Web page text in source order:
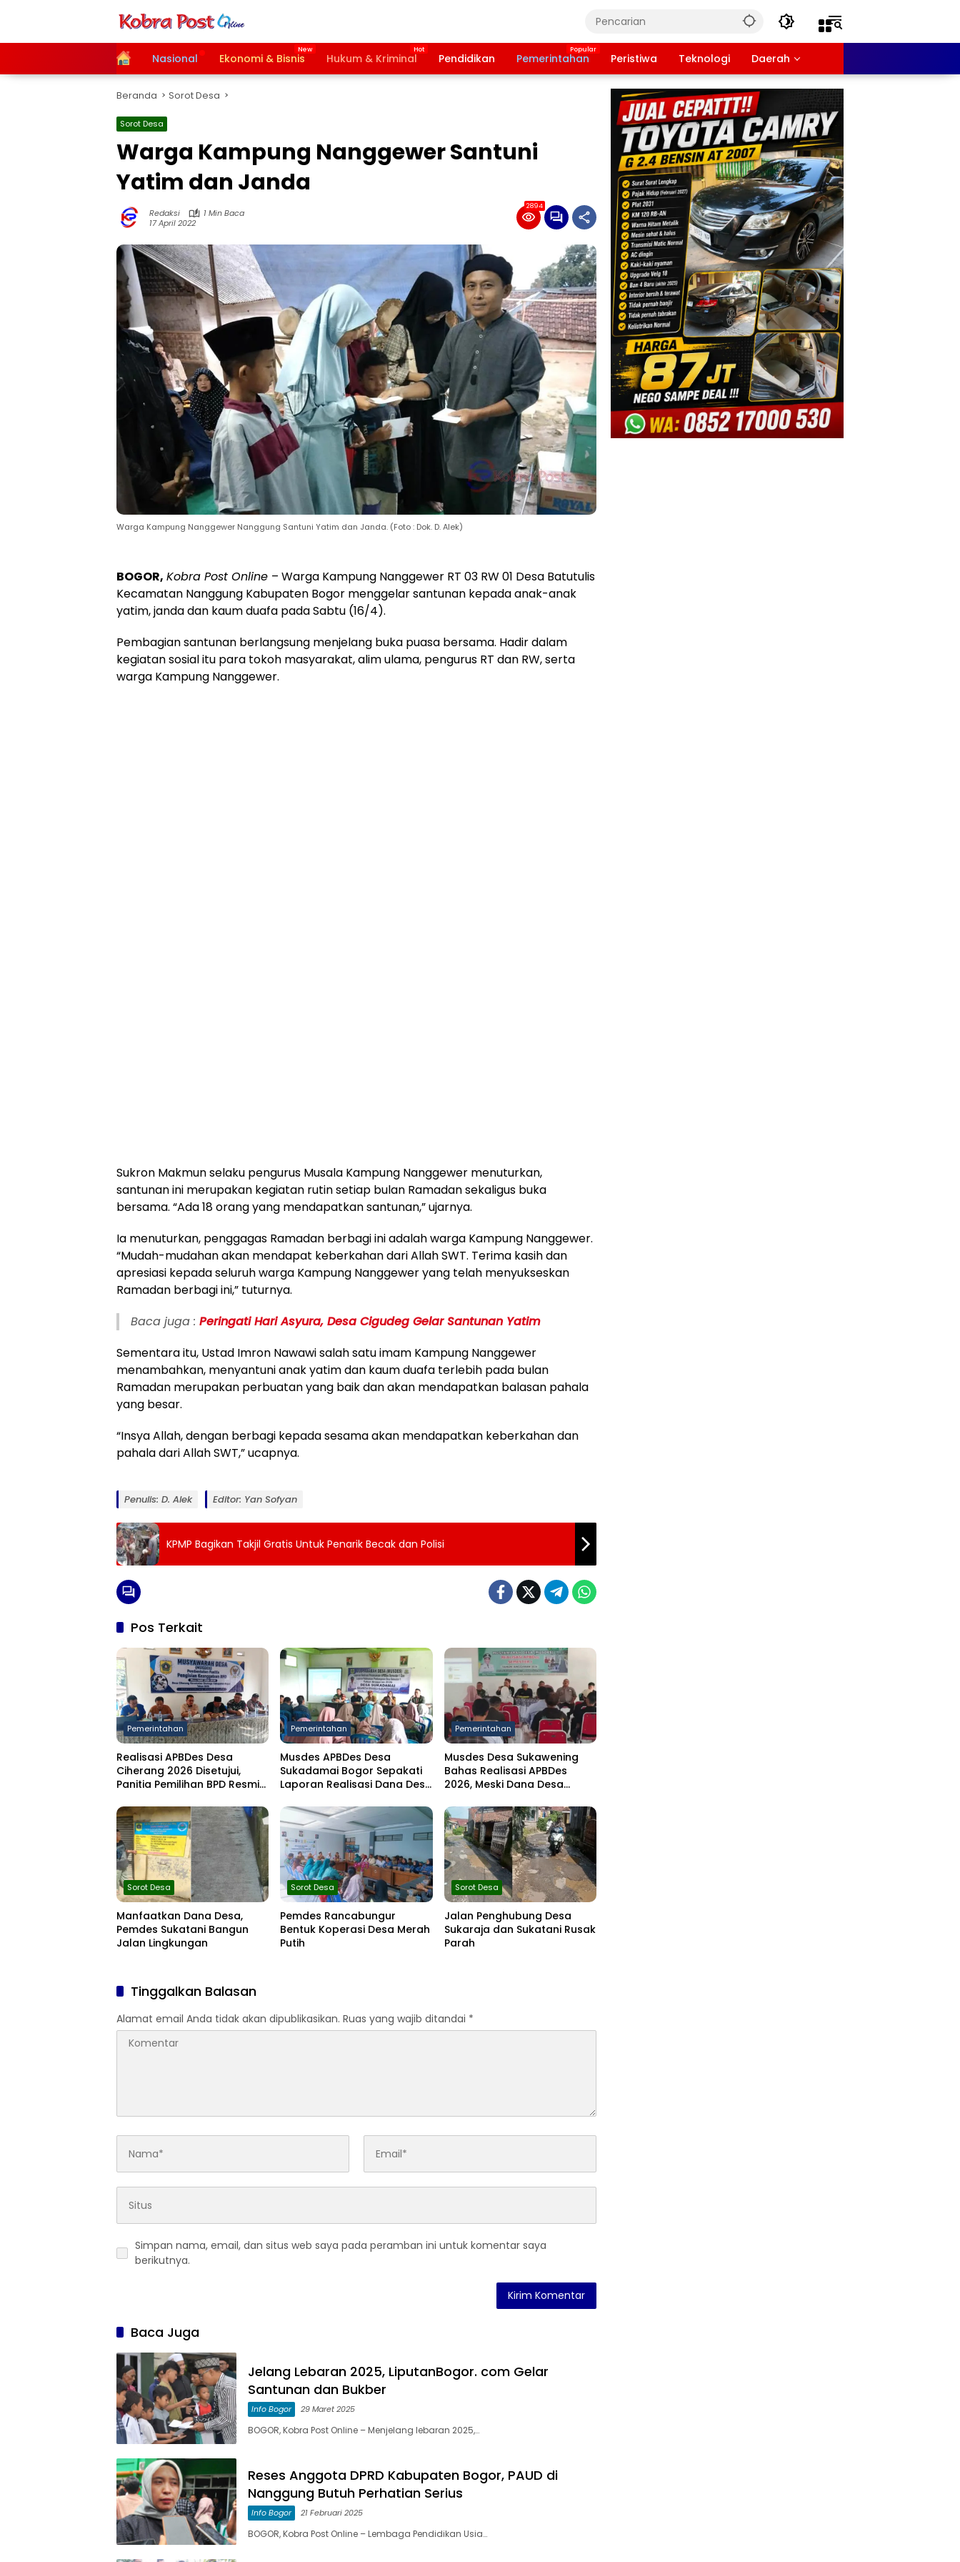
HomeNasional Ekonomi & Bisnis Hukum & Kriminal Pendidikan Pemerintahan Peristiwa Teknologi Daerah
Beranda Sorot Desa
Sorot Desa
Warga Kampung Nanggewer Santuni
Yatim dan Janda
Redaksi
1 Min Baca
17 April 2022
2894
Warga Kampung Nanggewer Nanggung Santuni Yatim dan Janda. (Foto : Dok. D. Alek)
BOGOR, Kobra Post Online – Warga Kampung Nanggewer RT 03 RW 01 Desa Batutulis
Kecamatan Nanggung Kabupaten Bogor menggelar santunan kepada anak-anak
yatim, janda dan kaum duafa pada Sabtu (16/4).
Pembagian santunan berlangsung menjelang buka puasa bersama. Hadir dalam
kegiatan sosial itu para tokoh masyarakat, alim ulama, pengurus RT dan RW, serta
warga Kampung Nanggewer.
Sukron Makmun selaku pengurus Musala Kampung Nanggewer menuturkan,
santunan ini merupakan kegiatan rutin setiap bulan Ramadan sekaligus buka
bersama. “Ada 18 orang yang mendapatkan santunan,” ujarnya.
Ia menuturkan, penggagas Ramadan berbagi ini adalah warga Kampung Nanggewer.
“Mudah-mudahan akan mendapat keberkahan dari Allah SWT. Terima kasih dan
apresiasi kepada seluruh warga Kampung Nanggewer yang telah menyukseskan
Ramadan berbagi ini,” tuturnya.
Baca juga : Peringati Hari Asyura, Desa Cigudeg Gelar Santunan Yatim
Sementara itu, Ustad Imron Nawawi salah satu imam Kampung Nanggewer
menambahkan, menyantuni anak yatim dan kaum duafa terlebih pada bulan
Ramadan merupakan perbuatan yang baik dan akan mendapatkan balasan pahala
yang besar.
“Insya Allah, dengan berbagi kepada sesama akan mendapatkan keberkahan dan
pahala dari Allah SWT,” ucapnya.
Penulis: D. Alek Editor: Yan Sofyan
KPMP Bagikan Takjil Gratis Untuk Penarik Becak dan Polisi
Pos Terkait
Pemerintahan
Realisasi APBDes Desa
Ciherang 2026 Disetujui,
Panitia Pemilihan BPD Resmi
Pemerintahan
Musdes APBDes Desa
Sukadamai Bogor Sepakati
Laporan Realisasi Dana Desa
Pemerintahan
Musdes Desa Sukawening
Bahas Realisasi APBDes
2026, Meski Dana Desa
Tetap Dibangun
Sorot Desa
Manfaatkan Dana Desa,
Pemdes Sukatani Bangun
Jalan Lingkungan
Sorot Desa
Pemdes Rancabungur
Bentuk Koperasi Desa Merah
Putih
Sorot Desa
Jalan Penghubung Desa
Sukaraja dan Sukatani Rusak
Parah
Tinggalkan Balasan
Alamat email Anda tidak akan dipublikasikan. Ruas yang wajib ditandai *
Simpan nama, email, dan situs web saya pada peramban ini untuk komentar saya
berikutnya.
Baca Juga
Jelang Lebaran 2025, LiputanBogor. com Gelar
Santunan dan Bukber
Info Bogor 29 Maret 2025
‎BOGOR, Kobra Post Online – Menjelang lebaran 2025,…
Reses Anggota DPRD Kabupaten Bogor, PAUD di
Nanggung Butuh Perhatian Serius
Info Bogor 21 Februari 2025
BOGOR, Kobra Post Online – Lembaga Pendidikan Usia…